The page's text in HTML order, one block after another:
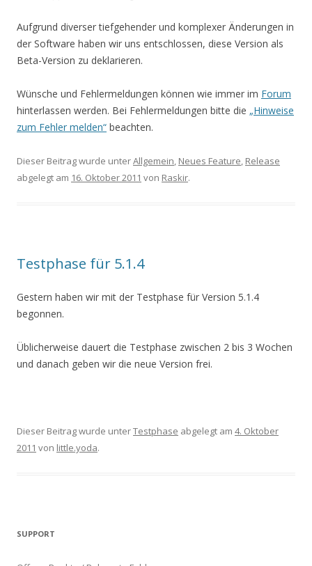
Aufgrund diverser tiefgehender und komplexer Änderungen in
der Software haben wir uns entschlossen, diese Version als
Beta-Version zu deklarieren.
Wünsche und Fehlermeldungen können wie immer im Forum
hinterlassen werden. Bei Fehlermeldungen bitte die „Hinweise
zum Fehler melden“ beachten.
Dieser Beitrag wurde unterAllgemein, Neues Feature, Release
abgelegt am 16. Oktober 2011 von Raskir.
Testphase für 5.1.4
Gestern haben wir mit der Testphase für Version 5.1.4
begonnen.
Üblicherweise dauert die Testphase zwischen 2 bis 3 Wochen
und danach geben wir die neue Version frei.
Dieser Beitrag wurde unterTestphase abgelegt am 4. Oktober
2011 von little.yoda.
SUPPORT